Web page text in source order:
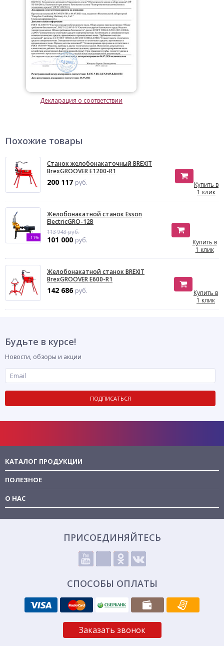
Декларация о соответствии
Похожие товары
Станок желобонакаточный BREXIT
BrexGROOVER E1200-R1
200 117 руб.
Купить в
1 клик
-11%
Желобонакатной станок Esson
ElectricGRO-12B
113 943 руб.
101 000 руб.
Купить в
1 клик
Желобонакатной станок BREXIT
BrexGROOVER E600-R1
142 686 руб.
Купить в
1 клик
Будьте в курсе!
Новости, обзоры и акции
ПОДПИСАТЬСЯ
КАТАЛОГ ПРОДУКЦИИ
ПОЛЕЗНОЕ
О НАС
ПРИСОЕДИНЯЙТЕСЬ
СПОСОБЫ ОПЛАТЫ
Заказать звонок